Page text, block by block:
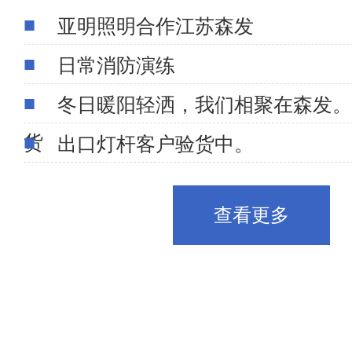
亚明照明合作江苏森发
日常消防演练
冬日暖阳轻洒，我们相聚在森发
货
出口灯杆客户验货中。
查看更多